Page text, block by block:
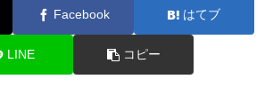
Facebook はてブ
LINE コピー